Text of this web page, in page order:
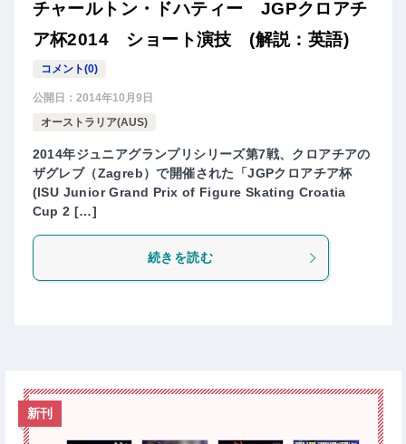
チャールトン・ドハティー JGPクロアチ
ア杯2014 ショート演技 (解説：英語)
コメント(0)
公開日： 2014年10月9日
オーストラリア(AUS)
2014年ジュニアグランプリシリーズ第7戦、クロアチアの
ザグレブ（Zagreb）で開催された「JGPクロアチア杯
(ISU Junior Grand Prix of Figure Skating Croatia
Cup 2 […]
続きを読む
新刊